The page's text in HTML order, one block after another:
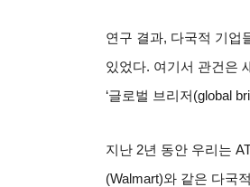
연구 결과, 다국적 기업
있었다. 여기서 관건은
‘글로벌 브리저(global
지난 2년 동안 우리는
(Walmart)와 같은 다국